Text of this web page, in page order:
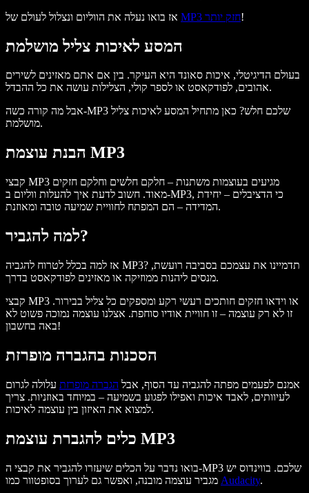
MP3 חזק יותר!
המסע לאיכות צליל מושלמת
בעולם הדיגיטלי, איכות סאונד היא העיקר. בין אם אתם מאזינים לשירים
אהובים, לפודקאסט או לספר קולי, הצלילות עושה את כל ההבדל.
אבל מה קורה כשה-MP3 שלכם חלש? כאן מתחיל המסע לאיכות צליל
מושלמת.
הבנת עוצמת MP3
קבצי MP3 מגיעים בעוצמות משתנות – חלקם חלשים וחלקם חזקים
מאוד. חשוב לדעת איך להעלות ווליום ב-MP3, כי הדציבלים – יחידת
המדידה – הם המפתח לחוויית שמיעה טובה ומאוזנת.
למה להגביר?
אז למה בכלל לטרוח להגביה MP3? תדמיינו את עצמכם בסביבה רועשת,
מנסים ליהנות ממוזיקה או מאזינים לפודקאסט בדרך.
קבצי MP3 או וידאו חזקים חותכים רעשי רקע ומספקים כל צליל בבירור.
זו לא רק עוצמה – זו חוויית אודיו סוחפת. אצלנו עוצמה נמוכה פשוט לא
באה בחשבון!
הסכנות בהגברה מופרזת
אמנם לפעמים מפתה להגביה עד הסוף, אבל הגברה מופרזת עלולה לגרום
לעיוותים, לאבד איכות ואפילו לפגוע בשמיעה – במיוחד באוזניות. צריך
למצוא את האיזון בין עוצמה לאיכות.
כלים להגברת עוצמת MP3
בואו נדבר על הכלים שיעזרו להגביר את קבצי ה-MP3 שלכם. בווינדוס יש
Audacity.